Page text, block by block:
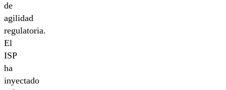
de
agilidad
regulatoria.
El
ISP
ha
inyectado